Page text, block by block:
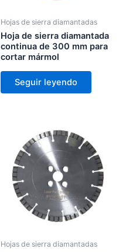
Hojas de sierra diamantadas
Hoja de sierra diamantada
continua de 300 mm para
cortar mármol
Seguir leyendo
Hojas de sierra diamantadas